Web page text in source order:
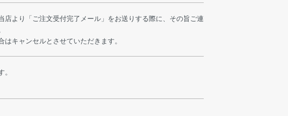
店より「ご注文受付完了メール」をお送りする際に、その旨ご連
はキャンセルとさせていただきます。